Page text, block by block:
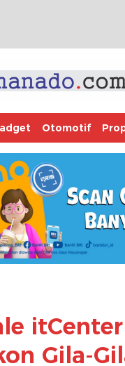
Otomotif
Gila-